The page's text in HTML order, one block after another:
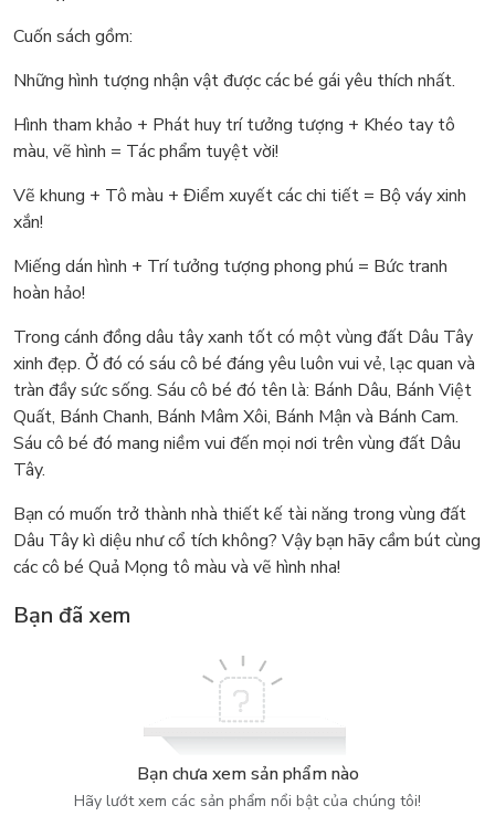
Cuốn sách gồm:
Những hình tượng nhận vật được các bé gái yêu thích nhất.
Hình tham khảo + Phát huy trí tưởng tượng + Khéo tay tô
màu, vẽ hình = Tác phẩm tuyệt vời!
Vẽ khung + Tô màu + Điểm xuyết các chi tiết = Bộ váy xinh
xắn!
Miếng dán hình + Trí tưởng tượng phong phú = Bức tranh
hoàn hảo!
Trong cánh đồng dâu tây xanh tốt có một vùng đất Dâu Tây
xinh đẹp. Ở đó có sáu cô bé đáng yêu luôn vui vẻ, lạc quan và
tràn đầy sức sống. Sáu cô bé đó tên là: Bánh Dâu, Bánh Việt
Quất, Bánh Chanh, Bánh Mâm Xôi, Bánh Mận và Bánh Cam.
Sáu cô bé đó mang niềm vui đến mọi nơi trên vùng đất Dâu
Tây.
Bạn có muốn trở thành nhà thiết kế tài năng trong vùng đất
Dâu Tây kì diệu như cổ tích không? Vậy bạn hãy cầm bút cùng
các cô bé Quả Mọng tô màu và vẽ hình nha!
Bạn đã xem
Bạn chưa xem sản phẩm nào
Hãy lướt xem các sản phẩm nổi bật của chúng tôi!